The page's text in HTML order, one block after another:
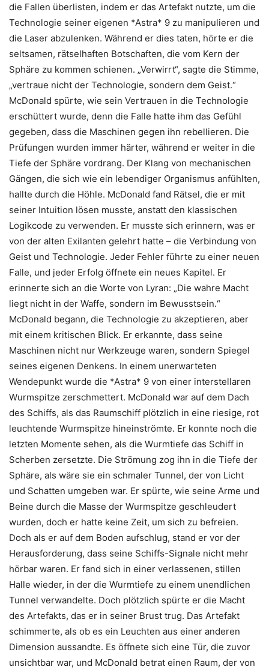
die Fallen überlisten, indem er das Artefakt nutzte, um die
Technologie seiner eigenen *Astra* 9 zu manipulieren und
die Laser abzulenken. Während er dies taten, hörte er die
seltsamen, rätselhaften Botschaften, die vom Kern der
Sphäre zu kommen schienen. „Verwirrt“, sagte die Stimme,
„vertraue nicht der Technologie, sondern dem Geist.“
McDonald spürte, wie sein Vertrauen in die Technologie
erschüttert wurde, denn die Falle hatte ihm das Gefühl
gegeben, dass die Maschinen gegen ihn rebellieren. Die
Prüfungen wurden immer härter, während er weiter in die
Tiefe der Sphäre vordrang. Der Klang von mechanischen
Gängen, die sich wie ein lebendiger Organismus anfühlten,
hallte durch die Höhle. McDonald fand Rätsel, die er mit
seiner Intuition lösen musste, anstatt den klassischen
Logikcode zu verwenden. Er musste sich erinnern, was er
von der alten Exilanten gelehrt hatte – die Verbindung von
Geist und Technologie. Jeder Fehler führte zu einer neuen
Falle, und jeder Erfolg öffnete ein neues Kapitel. Er
erinnerte sich an die Worte von Lyran: „Die wahre Macht
liegt nicht in der Waffe, sondern im Bewusstsein.“
McDonald begann, die Technologie zu akzeptieren, aber
mit einem kritischen Blick. Er erkannte, dass seine
Maschinen nicht nur Werkzeuge waren, sondern Spiegel
seines eigenen Denkens. In einem unerwarteten
Wendepunkt wurde die *Astra* 9 von einer interstellaren
Wurmspitze zerschmettert. McDonald war auf dem Dach
des Schiffs, als das Raumschiff plötzlich in eine riesige, rot
leuchtende Wurmspitze hineinströmte. Er konnte noch die
letzten Momente sehen, als die Wurmtiefe das Schiff in
Scherben zersetzte. Die Strömung zog ihn in die Tiefe der
Sphäre, als wäre sie ein schmaler Tunnel, der von Licht
und Schatten umgeben war. Er spürte, wie seine Arme und
Beine durch die Masse der Wurmspitze geschleudert
wurden, doch er hatte keine Zeit, um sich zu befreien.
Doch als er auf dem Boden aufschlug, stand er vor der
Herausforderung, dass seine Schiffs-Signale nicht mehr
hörbar waren. Er fand sich in einer verlassenen, stillen
Halle wieder, in der die Wurmtiefe zu einem unendlichen
Tunnel verwandelte. Doch plötzlich spürte er die Macht
des Artefakts, das er in seiner Brust trug. Das Artefakt
schimmerte, als ob es ein Leuchten aus einer anderen
Dimension aussandte. Es öffnete sich eine Tür, die zuvor
unsichtbar war, und McDonald betrat einen Raum, der von